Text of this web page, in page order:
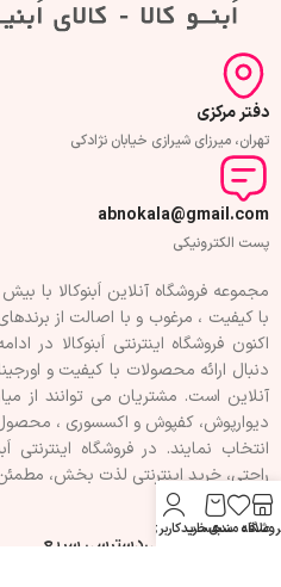
دفتر مرکزی
تهران، میرزای شیرازی خیابان نژادکی
abnokala@gmail.com
پست الکترونیکی
با کيفيت ، مرغوب و با اصالت از
اکنون فروشگاه اینترنتی اَبنوکالا در
دنبال ارائه محصولات با کيفيت و
آنلاين است. مشتريان می توانند از
دیوارپوش، کفپوش و اکسسوری ،
انتخاب نمايند. در فروشگاه اینترنتی
راحتی، خرید اینترنتی لذت بخش،
فهرست سفارشیدسترسی سریع
علاقه مندیسبد خرید
حساب کاربری من